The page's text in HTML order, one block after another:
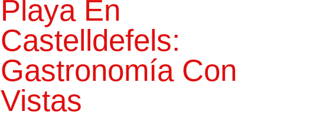
Playa En
Castelldefels:
Gastronomía Con
Vistas